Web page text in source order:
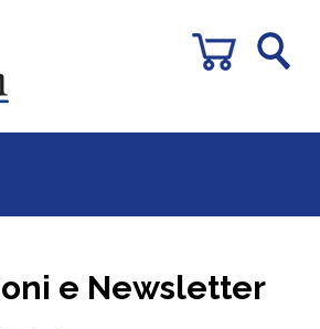
e Newsletter